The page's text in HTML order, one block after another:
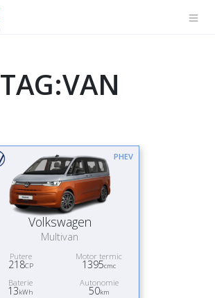
TAG:VAN
PHEV
Volkswagen
Multivan
Putere
218CP
Motor termic
1395cmc
Baterie
13kWh
Autonomie
50km